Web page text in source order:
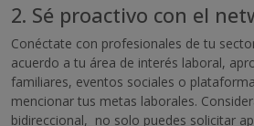
2. Sé proactivo con el
Conéctate con profesionales de tu
acuerdo a tu área de interés laboral,
familiares, eventos sociales o
mencionar tus metas laborales.
bidireccional, no solo puedes solicitar